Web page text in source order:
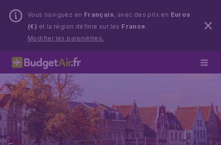
Vous naviguez en Français, avec des prix en Euros
(€) et la région définie sur les France.
Modifier les paramètres.